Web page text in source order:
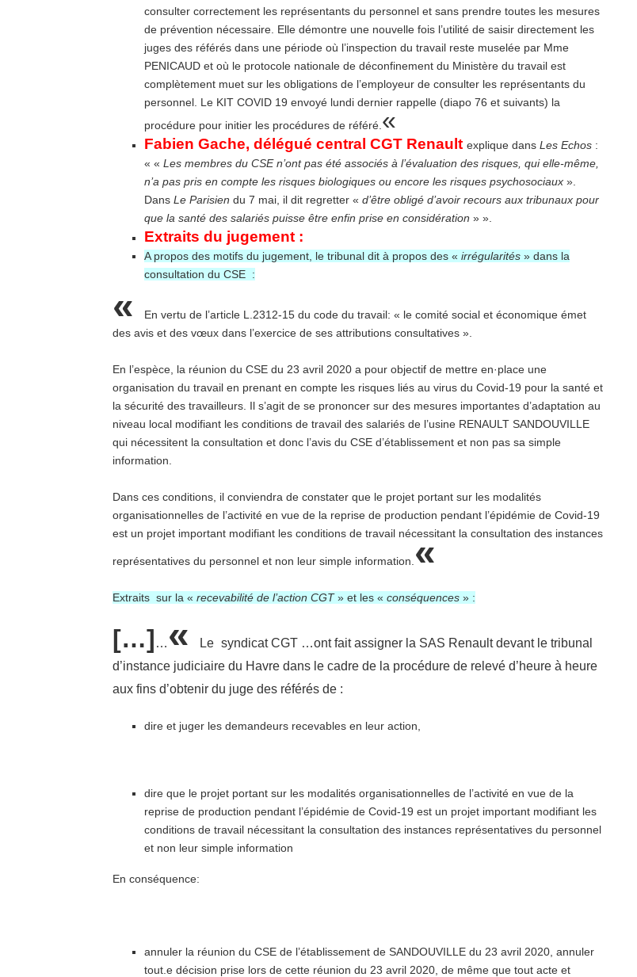
consulter correctement les représentants du personnel et sans prendre toutes les mesures
de prévention nécessaire. Elle démontre une nouvelle fois l’utilité de saisir directement les
juges des référés dans une période où l’inspection du travail reste muselée par Mme
PENICAUD et où le protocole nationale de déconfinement du Ministère du travail est
complètement muet sur les obligations de l’employeur de consulter les représentants du
personnel. Le KIT COVID 19 envoyé lundi dernier rappelle (diapo 76 et suivants) la
procédure pour initier les procédures de référé. «
Fabien Gache, délégué central CGT Renault explique dans Les Echos :
« « Les membres du CSE n’ont pas été associés à l’évaluation des risques, qui elle-même,
n’a pas pris en compte les risques biologiques ou encore les risques psychosociaux ».
Dans Le Parisien du 7 mai, il dit regretter « d’être obligé d’avoir recours aux tribunaux pour
que la santé des salariés puisse être enfin prise en considération » ».
Extraits du jugement :
A propos des motifs du jugement, le tribunal dit à propos des « irrégularités » dans la
consultation du CSE :
«
En vertu de l’article L.2312-15 du code du travail: « le comité social et économique émet
des avis et des vœux dans l’exercice de ses attributions consultatives ».
En l’espèce, la réunion du CSE du 23 avril 2020 a pour objectif de mettre en·place une
organisation du travail en prenant en compte les risques liés au virus du Covid-19 pour la santé et
la sécurité des travailleurs. Il s’agit de se prononcer sur des mesures importantes d’adaptation au
niveau local modifiant les conditions de travail des salariés de l’usine RENAULT SANDOUVILLE
qui nécessitent la consultation et donc l’avis du CSE d’établissement et non pas sa simple
information.
Dans ces conditions, il conviendra de constater que le projet portant sur les modalités
organisationnelles de l’activité en vue de la reprise de production pendant l’épidémie de Covid-19
est un projet important modifiant les conditions de travail nécessitant la consultation des instances
représentatives du personnel et non leur simple information. «
Extraits sur la « recevabilité de l’action CGT» et les « conséquences » :
[…] … « Le syndicat CGT …ont fait assigner la SAS Renault devant le tribunal
d’instance judiciaire du Havre dans le cadre de la procédure de relevé d’heure à heure
aux fins d’obtenir du juge des référés de :
dire et juger les demandeurs recevables en leur action,
dire que le projet portant sur les modalités organisationnelles de l’activité en vue de la
reprise de production pendant l’épidémie de Covid-19 est un projet important modifiant les
conditions de travail nécessitant la consultation des instances représentatives du personnel
et non leur simple information
En conséquence:
annuler la réunion du CSE de l’établissement de SANDOUVILLE du 23 avril 2020, annuler
tout.e décision prise lors de cette réunion du 23 avril 2020, de même que tout acte et